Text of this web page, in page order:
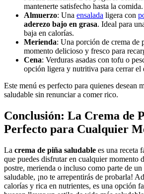
mantenerte satisfecho hasta la comida.
Almuerzo: Una ensalada ligera con
aderezo bajo en grasa. Ideal para
baja en calorías.
Merienda: Una porción de crema de
momento delicioso y fresco para
Cena: Verduras asadas con tofu o
opción ligera y nutritiva para cerrar el
Este menú es perfecto para quienes desean
saludable sin renunciar a comer rico.
Conclusión: La Crema de
Perfecto para Cualquier
La crema de piña saludable es una receta
que puedes disfrutar en cualquier momento
postre, merienda o incluso como parte de
saludable, ¡no te arrepentirás de probarla!
calorías y rica en nutrientes, es una opción